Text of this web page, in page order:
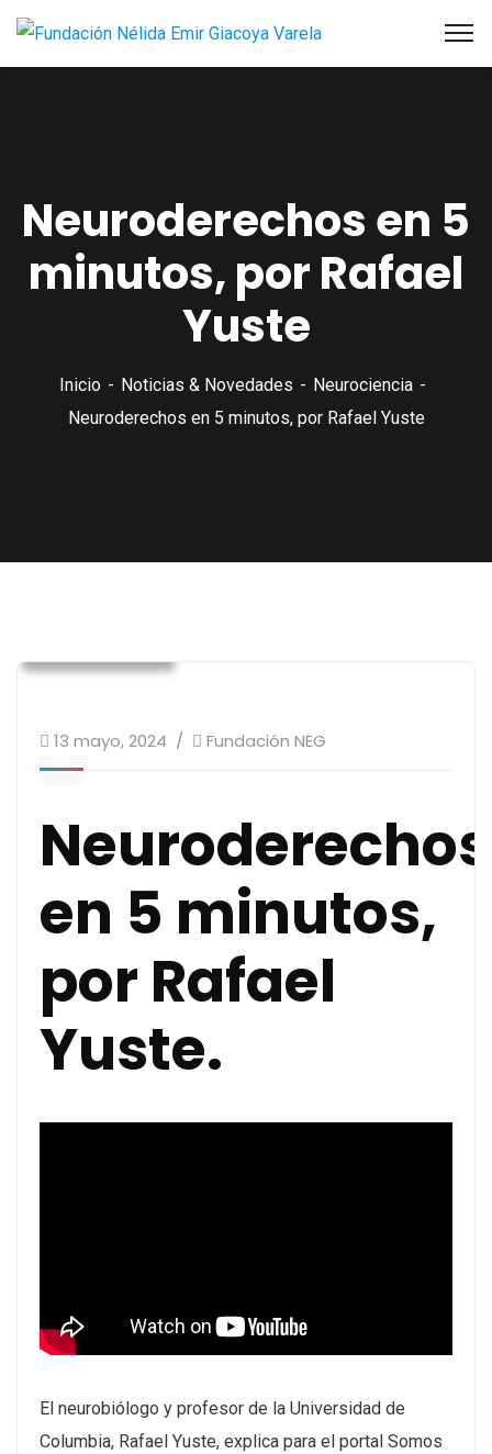
Neuroderechos en 5
minutos, por Rafael
Yuste
Inicio Noticias & Novedades
Neurociencia
Neuroderechos en 5 minutos, por Rafael Yuste
13 mayo, 2024 Fundación NEG
Neuroderechos
en 5 minutos,
por Rafael
Yuste.
El neurobiólogo y profesor de la Universidad de
Columbia, Rafael Yuste, explica para el portal Somos